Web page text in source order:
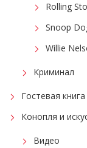
Rolling
Snoop
Willie
Криминал
Гостевая книга
Конопля и
Видео